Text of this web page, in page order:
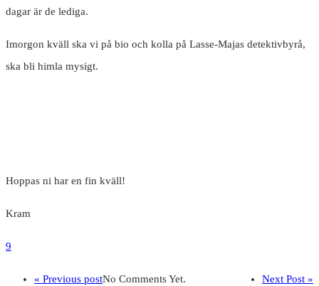
dagar är de lediga.
Imorgon kväll ska vi på bio och kolla på Lasse-Majas detektivbyrå,
ska bli himla mysigt.
Hoppas ni har en fin kväll!
Kram
9
« Previous post Next Post »
No Comments Yet.